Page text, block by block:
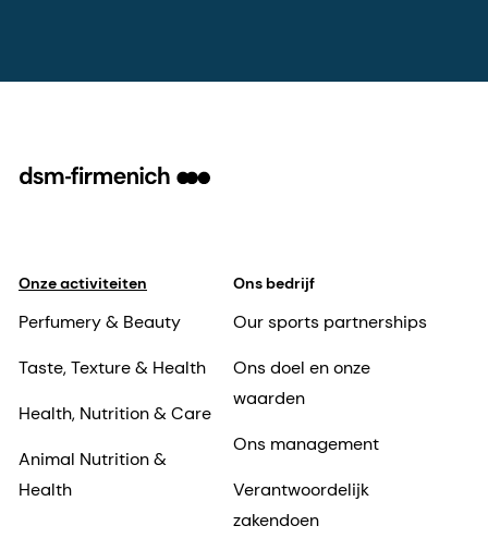
Onze activiteiten
Perfumery & Beauty
Taste, Texture & Health
Health, Nutrition & Care
Animal Nutrition &
Health
Ons bedrijf
Our sports partnerships
Ons doel en onze
waarden
Ons management
Verantwoordelijk
zakendoen